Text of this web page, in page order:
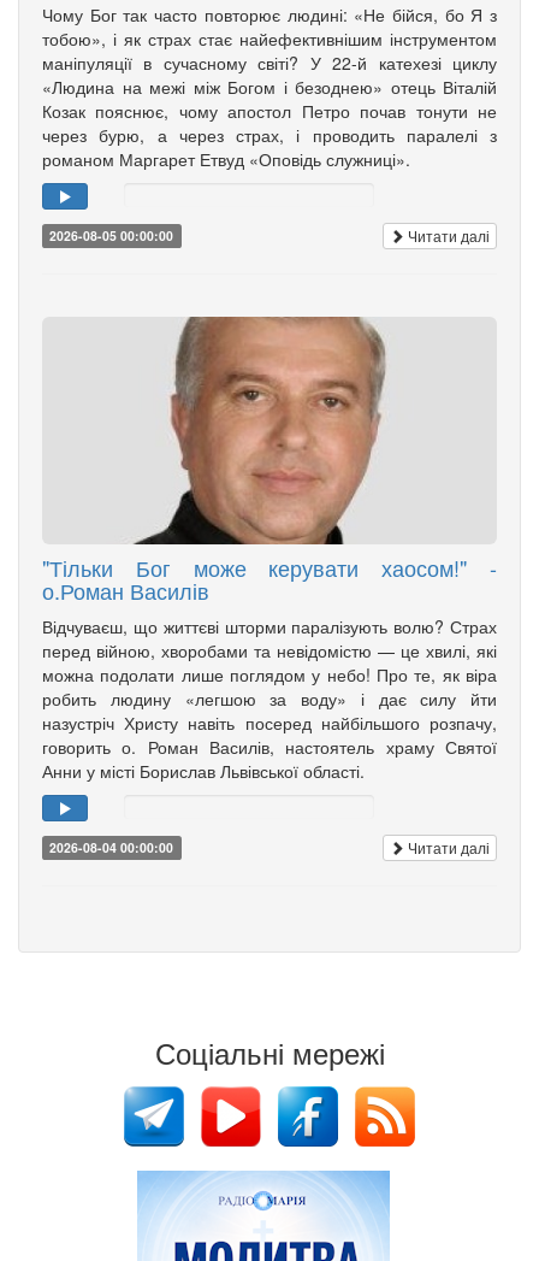
Чому Бог так часто повторює людині: «Не бійся, бо Я з
тобою», і як страх стає найефективнішим інструментом
маніпуляції в сучасному світі? У 22-й катехезі циклу
«Людина на межі між Богом і безоднею» отець Віталій
Козак пояснює, чому апостол Петро почав тонути не
через бурю, а через страх, і проводить паралелі з
романом Маргарет Етвуд «Оповідь служниці».
2026-08-05 00:00:00 Читати далі
"Тільки Бог може керувати хаосом!" -
о.Роман Василів
Відчуваєш, що життєві шторми паралізують волю? Страх
перед війною, хворобами та невідомістю — це хвилі, які
можна подолати лише поглядом у небо! Про те, як віра
робить людину «легшою за воду» і дає силу йти
назустріч Христу навіть посеред найбільшого розпачу,
говорить о. Роман Василів, настоятель храму Святої
Анни у місті Борислав Львівської області.
2026-08-04 00:00:00 Читати далі
Соціальні мережі